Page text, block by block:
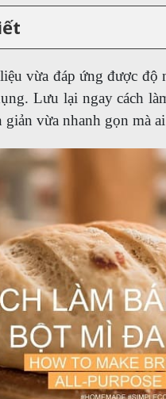
vừa đáp ứng được
Lưu lại ngay cách
vừa nhanh gọn mà